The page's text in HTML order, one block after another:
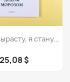
я стану...
25,08 $